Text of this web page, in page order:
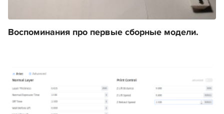
Воспоминания про первые сборные модели.